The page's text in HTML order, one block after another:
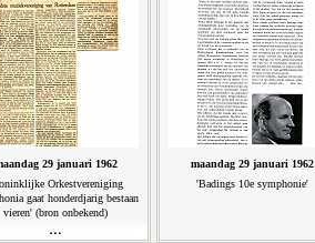
29 januari 1962
Orkestvereniging
gaat honderdjarig bestaan
vieren' (bron onbekend)
maandag 29 januari 1962
'Badings 10e symphonie'